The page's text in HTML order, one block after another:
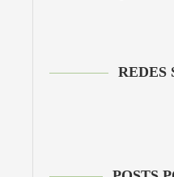
REDES